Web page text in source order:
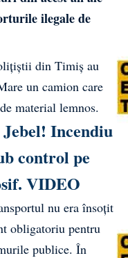
ilegale de
din Timiș au
un camion care
material lemnos.
Incendiu
control pe
VIDEO
nu era însoțit
obligatoriu pentru
publice. În